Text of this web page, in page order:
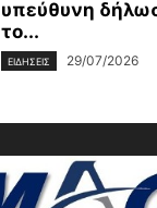
υπεύθυνη
το...
ΕΙΔΗΣΕΙΣ 29/07/2026